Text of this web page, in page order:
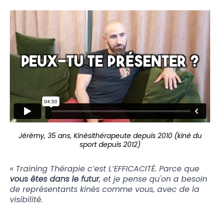
Jérémy, 35 ans, Kinésithérapeute depuis 2010 (kiné du
sport depuis 2012)
« Training Thérapie c’est L’EFFICACITÉ. Parce que
vous êtes dans le futur, et je pense qu'on a besoin
de représentants kinés comme vous, avec de la
visibilité.